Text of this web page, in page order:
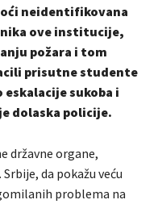
neidentifikovana
ove institucije,
požara i tom
prisutne studente
sukoba i
dolaska policije.
državne organe,
da pokažu veću
problema na